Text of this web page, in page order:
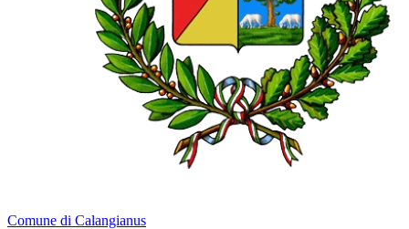
Comune di Calangianus